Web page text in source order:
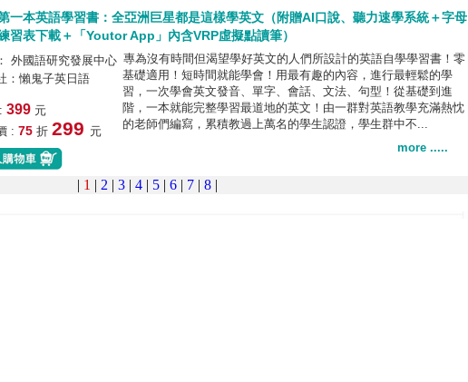
一本英語學習書：全亞洲巨星都是這樣學英文（附贈AI口說、聽力速學系統＋字母
習表下載＋「Youtor App」內含VRP虛擬點讀筆）
外國語研究發展中心
：懶鬼子英日語
399 元
: 75 折 299 元
專為沒有時間但渴望學好英文的人們所設計的英語自學學習書！零
基礎適用！短時間就能學會！用最有趣的內容，進行最輕鬆的學
習，一次學會英文發音、單字、會話、文法、句型！從基礎到進
階，一本就能完整學習最道地的英文！由一群對英語教學充滿熱忱
的老師們編寫，累積教過上萬名的學生認證，學生群中不...
more .....
| 1 | 2 | 3 | 4 | 5 | 6 | 7 | 8 |